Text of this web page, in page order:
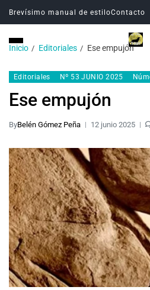
Brevísimo manual de estiloContacto
Inicio Editoriales Ese empujón
Editoriales Nº 53 JUNIO 2025
Ese empujón
ByBelén Gómez Peña 12 junio 2025